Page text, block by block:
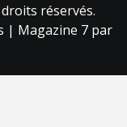
réservés.
| Magazine 7 par